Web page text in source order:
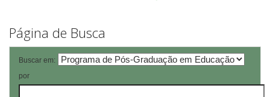
Página de Busca
Buscar em:
por